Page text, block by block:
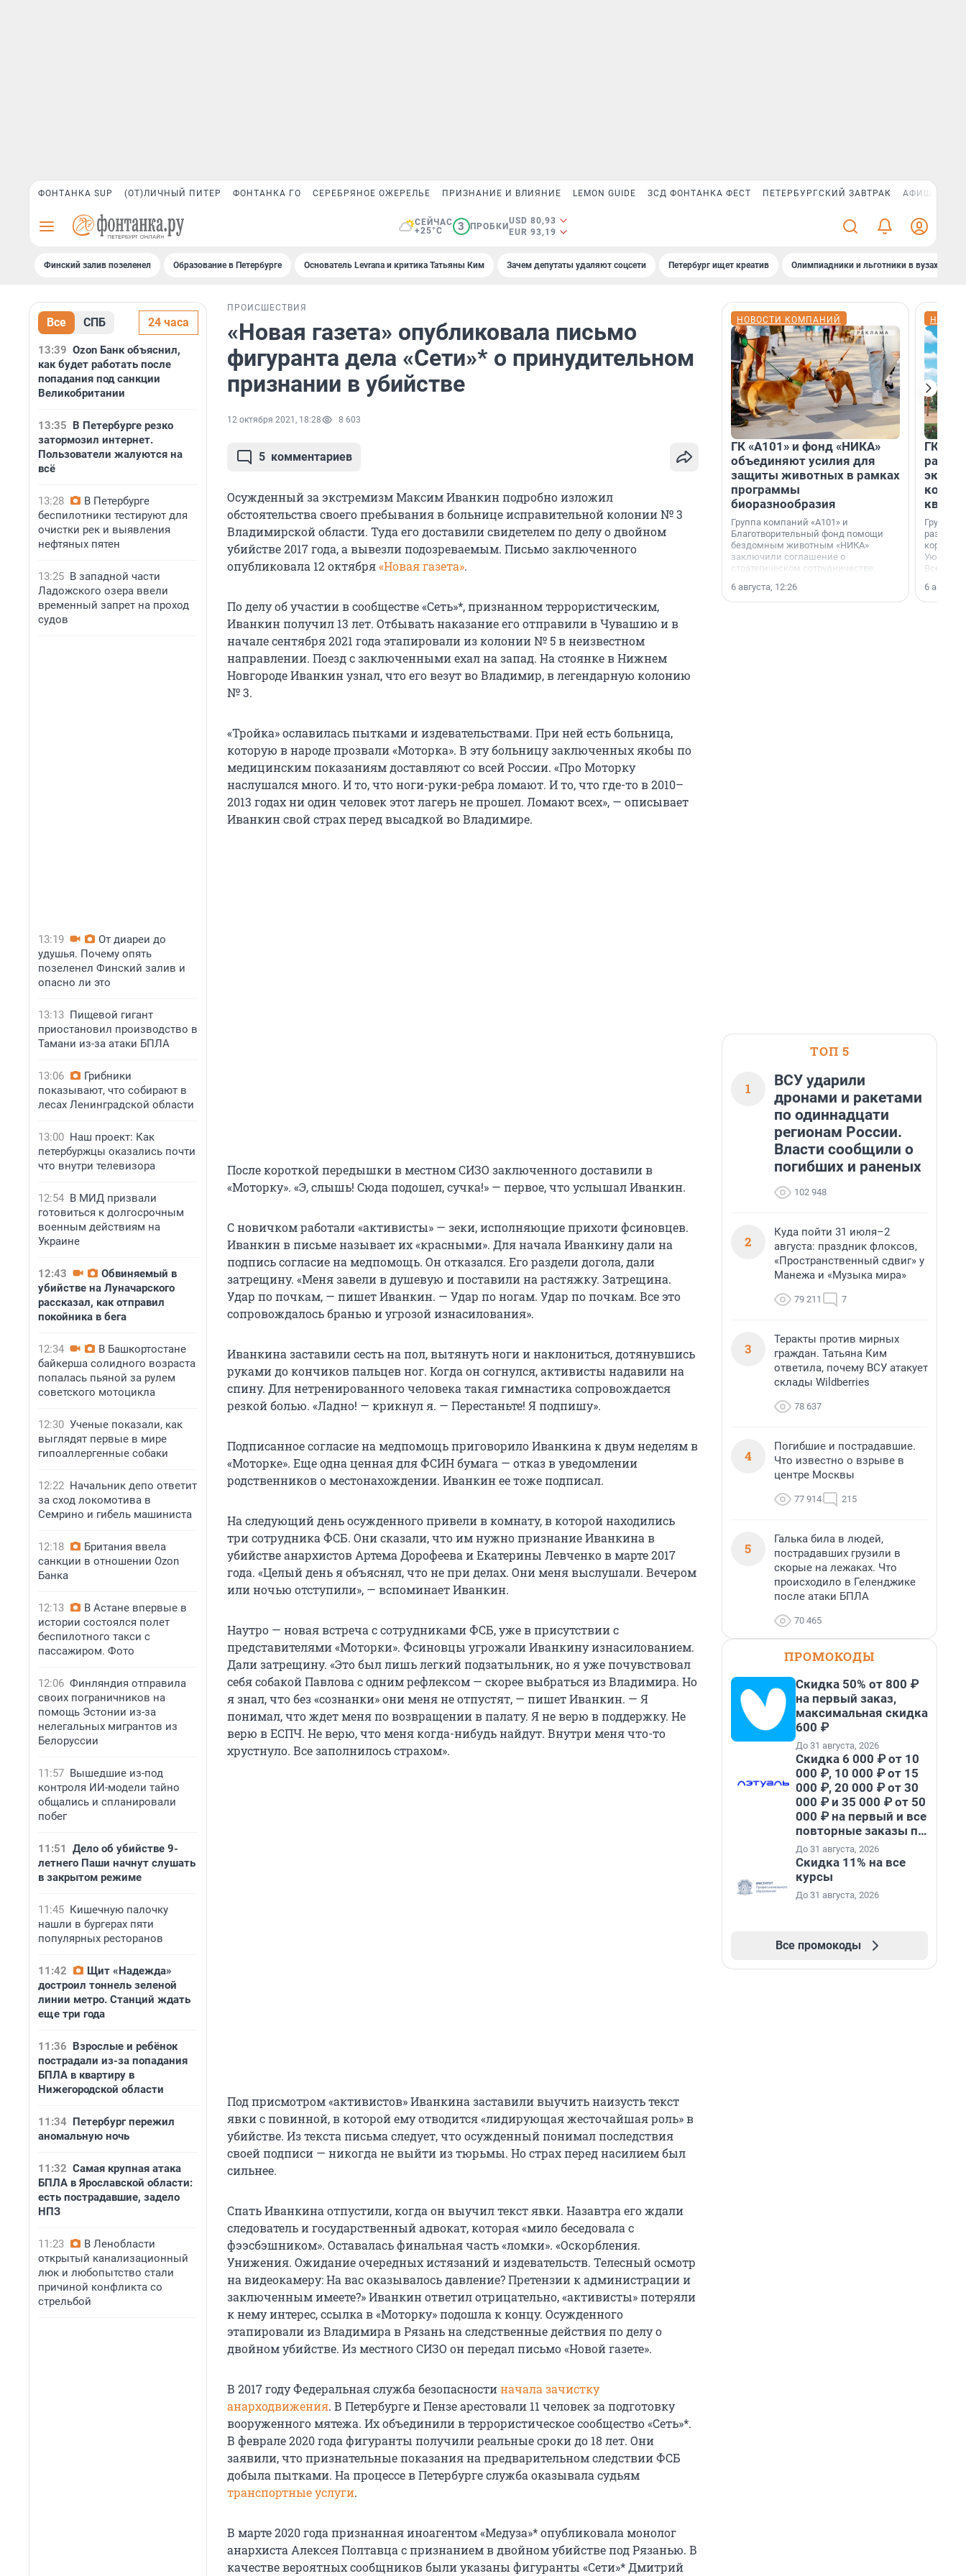
ФОНТАНКА SUP (ОТ)ЛИЧНЫЙ ПИТЕР ФОНТАНКА ГО СЕРЕБРЯНОЕ ОЖЕРЕЛЬЕ ПРИЗНАНИЕ И ВЛИЯНИЕ LEMON GUIDE ЗСД ФОНТАНКА ФЕСТ ПЕТЕРБУРГСКИЙ ЗАВТРАК АФИША PLUS
СЕЙЧАС
+25°C
3 ПРОБКИ
USD 80,93
EUR 93,19
Финский залив позеленел Образование в Петербурге Основатель Levrana и критика Татьяны Ким Зачем депутаты удаляют соцсети Петербург ищет креатив Олимпиадники и льготники в вузах СПб
Все СПБ 24 часа
13:39 Ozon Банк объяснил,
как будет работать после
попадания под санкции
Великобритании
13:35 В Петербурге резко
затормозил интернет.
Пользователи жалуются на
всё
13:28
В Петербурге
беспилотники тестируют для
очистки рек и выявления
нефтяных пятен
13:25 В западной части
Ладожского озера ввели
временный запрет на проход
судов
13:19
От диареи до
удушья. Почему опять
позеленел Финский залив и
опасно ли это
13:13 Пищевой гигант
приостановил производство в
Тамани из-за атаки БПЛА
13:06
Грибники
показывают, что собирают в
лесах Ленинградской области
13:00 Наш проект: Как
петербуржцы оказались почти
что внутри телевизора
12:54 В МИД призвали
готовиться к долгосрочным
военным действиям на
Украине
12:43
Обвиняемый в
убийстве на Луначарского
рассказал, как отправил
покойника в бега
12:34
В Башкортостане
байкерша солидного возраста
попалась пьяной за рулем
советского мотоцикла
12:30 Ученые показали, как
выглядят первые в мире
гипоаллергенные собаки
12:22 Начальник депо ответит
за сход локомотива в
Семрино и гибель машиниста
12:18
Британия ввела
санкции в отношении Ozon
Банка
12:13
В Астане впервые в
истории состоялся полет
беспилотного такси с
пассажиром. Фото
12:06 Финляндия отправила
своих пограничников на
помощь Эстонии из-за
нелегальных мигрантов из
Белоруссии
11:57 Вышедшие из-под
контроля ИИ-модели тайно
общались и спланировали
побег
11:51
Дело об убийстве 9-
летнего Паши начнут слушать
в закрытом режиме
11:45 Кишечную палочку
нашли в бургерах пяти
популярных ресторанов
11:42
Щит «Надежда»
достроил тоннель зеленой
линии метро. Станций ждать
еще три года
11:36 Взрослые и ребёнок
пострадали из-за попадания
БПЛА в квартиру в
Нижегородской области
11:34 Петербург пережил
аномальную ночь
11:32 Самая крупная атака
БПЛА в Ярославской области:
есть пострадавшие, задело
НПЗ
11:23
В Ленобласти
открытый канализационный
люк и любопытство стали
причиной конфликта со
стрельбой
ПРОИСШЕСТВИЯ
«Новая газета» опубликовала письмо
фигуранта дела «Сети»* о принудительном
признании в убийстве
12 октября 2021, 18:28 8 603
5 комментариев
Осужденный за экстремизм Максим Иванкин подробно изложил
обстоятельства своего пребывания в больнице исправительной колонии № 3
Владимирской области. Туда его доставили свидетелем по делу о двойном
убийстве 2017 года, а вывезли подозреваемым. Письмо заключенного
опубликовала 12 октября«Новая газета».
По делу об участии в сообществе «Сеть»*, признанном террористическим,
Иванкин получил 13 лет. Отбывать наказание его отправили в Чувашию и в
начале сентября 2021 года этапировали из колонии № 5 в неизвестном
направлении. Поезд с заключенными ехал на запад. На стоянке в Нижнем
Новгороде Иванкин узнал, что его везут во Владимир, в легендарную колонию
№ 3.
«Тройка» ославилась пытками и издевательствами. При ней есть больница,
которую в народе прозвали «Моторка». В эту больницу заключенных якобы по
медицинским показаниям доставляют со всей России. «Про Моторку
наслушался много. И то, что ноги-руки-ребра ломают. И то, что где-то в 2010–
2013 годах ни один человек этот лагерь не прошел. Ломают всех», — описывает
Иванкин свой страх перед высадкой во Владимире.
После короткой передышки в местном СИЗО заключенного доставили в
«Моторку». «Э, слышь! Сюда подошел, сучка!» — первое, что услышал Иванкин.
С новичком работали «активисты» — зеки, исполняющие прихоти фсиновцев.
Иванкин в письме называет их «красными». Для начала Иванкину дали на
подпись согласие на медпомощь. Он отказался. Его раздели догола, дали
затрещину. «Меня завели в душевую и поставили на растяжку. Затрещина.
Удар по почкам, — пишет Иванкин. — Удар по ногам. Удар по почкам. Все это
сопровождалось бранью и угрозой изнасилования».
Иванкина заставили сесть на пол, вытянуть ноги и наклониться, дотянувшись
руками до кончиков пальцев ног. Когда он согнулся, активисты надавили на
спину. Для нетренированного человека такая гимнастика сопровождается
резкой болью. «Ладно! — крикнул я. — Перестаньте! Я подпишу».
Подписанное согласие на медпомощь приговорило Иванкина к двум неделям в
«Моторке». Еще одна ценная для ФСИН бумага — отказ в уведомлении
родственников о местонахождении. Иванкин ее тоже подписал.
На следующий день осужденного привели в комнату, в которой находились
три сотрудника ФСБ. Они сказали, что им нужно признание Иванкина в
убийстве анархистов Артема Дорофеева и Екатерины Левченко в марте 2017
года. «Целый день я объяснял, что не при делах. Они меня выслушали. Вечером
или ночью отступили», — вспоминает Иванкин.
Наутро — новая встреча с сотрудниками ФСБ, уже в присутствии с
представителями «Моторки». Фсиновцы угрожали Иванкину изнасилованием.
Дали затрещину. «Это был лишь легкий подзатыльник, но я уже почувствовал
себя собакой Павлова с одним рефлексом — скорее выбраться из Владимира. Но
я знал, что без «сознанки» они меня не отпустят, — пишет Иванкин. — Я
понимал, что ждет меня по возвращении в палату. Я не верю в поддержку. Не
верю в ЕСПЧ. Не верю, что меня когда-нибудь найдут. Внутри меня что-то
хрустнуло. Все заполнилось страхом».
Под присмотром «активистов» Иванкина заставили выучить наизусть текст
явки с повинной, в которой ему отводится «лидирующая жесточайшая роль» в
убийстве. Из текста письма следует, что осужденный понимал последствия
своей подписи — никогда не выйти из тюрьмы. Но страх перед насилием был
сильнее.
Спать Иванкина отпустили, когда он выучил текст явки. Назавтра его ждали
следователь и государственный адвокат, которая «мило беседовала с
фээсбэшником». Оставалась финальная часть «ломки». «Оскорбления.
Унижения. Ожидание очередных истязаний и издевательств. Телесный осмотр
на видеокамеру: На вас оказывалось давление? Претензии к администрации и
заключенным имеете?» Иванкин ответил отрицательно, «активисты» потеряли
к нему интерес, ссылка в «Моторку» подошла к концу. Осужденного
этапировали из Владимира в Рязань на следственные действия по делу о
двойном убийстве. Из местного СИЗО он передал письмо «Новой газете».
В 2017 году Федеральная служба безопасностиначала зачистку
анарходвижения. В Петербурге и Пензе арестовали 11 человек за подготовку
вооруженного мятежа. Их объединили в террористическое сообщество «Сеть»*.
В феврале 2020 года фигуранты получили реальные сроки до 18 лет. Они
заявили, что признательные показания на предварительном следствии ФСБ
добыла пытками. На процессе в Петербурге служба оказывала судьям
транспортные услуги.
В марте 2020 года признанная иноагентом «Медуза»* опубликовала монолог
анархиста Алексея Полтавца с признанием в двойном убийстве под Рязанью. В
качестве вероятных сообщников были указаны фигуранты «Сети»* Дмитрий
НОВОСТИ КОМПАНИЙ
ГК «А101» и фонд «НИКА»
объединяют усилия для
защиты животных в рамках
программы
биоразнообразия
Группа компаний «А101» и
Благотворительный фонд помощи
бездомным животным «НИКА»
заключили соглашение о
стратегическом сотрудничестве.
6 августа, 12:26
ГК
Группа
корпуса
Уютный
6
ТОП 5
1
ВСУ ударили
дронами и ракетами
по одиннадцати
регионам России.
Власти сообщили о
погибших и раненых
102 948
2
Куда пойти 31 июля–2
августа: праздник флоксов,
«Пространственный сдвиг» у
Манежа и «Музыка мира»
79 211 7
3
Теракты против мирных
граждан. Татьяна Ким
ответила, почему ВСУ атакует
склады Wildberries
78 637
4
Погибшие и пострадавшие.
Что известно о взрыве в
центре Москвы
77 914 215
5
Галька била в людей,
пострадавших грузили в
скорые на лежаках. Что
происходило в Геленджике
после атаки БПЛА
70 465
ПРОМОКОДЫ
Скидка 50% от 800 ₽
на первый заказ,
максимальная скидка
600 ₽
До 31 августа, 2026
Скидка 6 000 ₽ от 10
000 ₽, 10 000 ₽ от 15
000 ₽, 20 000 ₽ от 30
000 ₽ и 35 000 ₽ от 50
000 ₽ на первый и все
повторные заказы по
промокоду НАБЕРИ
До 31 августа, 2026
Скидка 11% на все
курсы
До 31 августа, 2026
Все промокоды